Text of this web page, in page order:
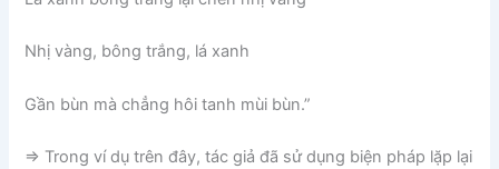
Nhị vàng, bông trắng, lá xanh
Gần bùn mà chẳng hôi tanh mùi bùn.”
=> Trong ví dụ trên đây, tác giả đã sử dụng biện pháp lặp lại